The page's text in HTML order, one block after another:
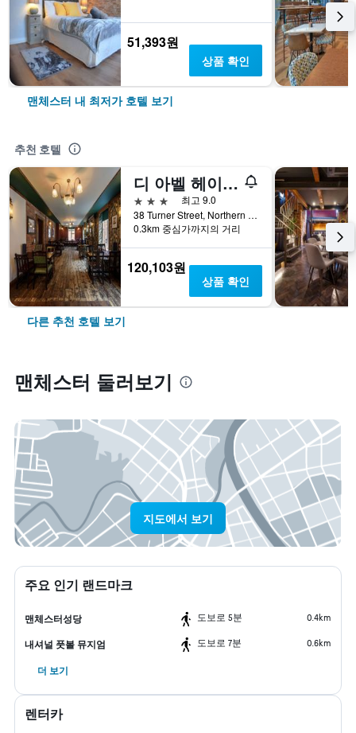
51,393원
상품 확인
맨체스터 내 최저가 호텔 보기
추천 호텔
디 아벨 헤이우드
3성급
최고 9.0
38 Turner Street, Northern Quarter, 맨체스터, 영국
0.3km 중심가까지의 거리
120,103원
상품 확인
다른 추천 호텔 보기
맨체스터 둘러보기
지도에서 보기
주요 인기 랜드마크
맨체스터성당 도보로 5분 0.4km
내셔널 풋볼 뮤지엄 도보로 7분 0.6km
더 보기
렌터카